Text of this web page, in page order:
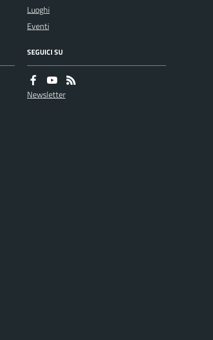
Luoghi
Eventi
SEGUICI SU
Newsletter